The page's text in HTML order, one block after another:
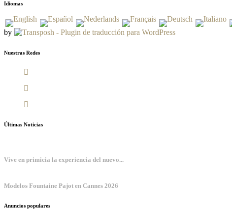
Idiomas
by
Nuestras Redes
Últimas Noticias
Vive en primicia la experiencia del nuevo...
Modelos Fountaine Pajot en Cannes 2026
Anuncios populares